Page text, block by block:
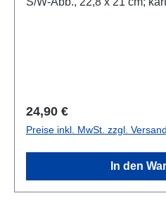
Regulärer Preis:
24,90 €
Preise inkl. MwSt. zzgl.
In den